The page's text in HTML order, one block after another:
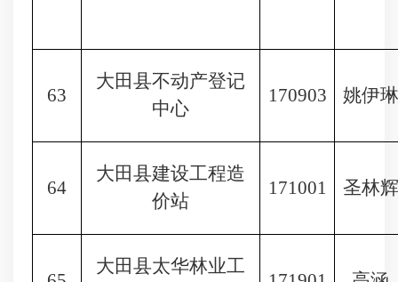
63
大田县不动产登记
中心
170903 姚伊琳
64
大田县建设工程造
价站
171001 圣林辉
大田县太华林业工